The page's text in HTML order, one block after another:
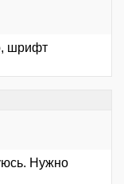
шрифт
Нужно